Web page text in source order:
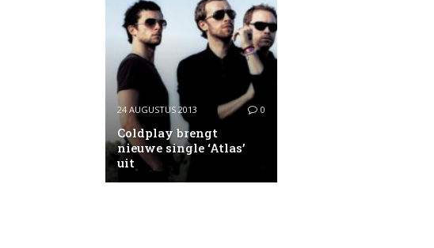
24 AUGUSTUS 2013 0
Coldplay brengt
nieuwe single ‘Atlas’
uit